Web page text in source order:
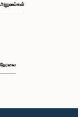
அலுவல்கள்